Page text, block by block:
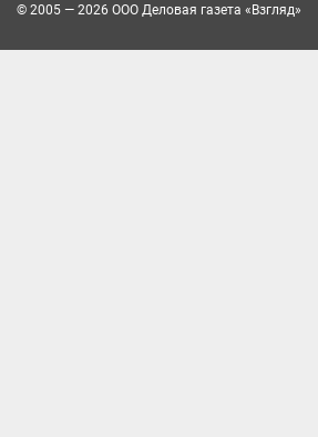
© 2005 — 2026 ООО Деловая газета «Взгляд»